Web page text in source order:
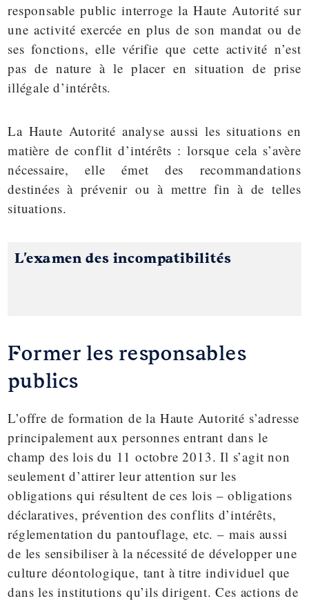
responsable public interroge la Haute Autorité sur
une activité exercée en plus de son mandat ou de
ses fonctions, elle vérifie que cette activité n’est
pas de nature à le placer en situation de prise
illégale d’intérêts.
La Haute Autorité analyse aussi les situations en
matière de conflit d’intérêts : lorsque cela s’avère
nécessaire, elle émet des recommandations
destinées à prévenir ou à mettre fin à de telles
situations.
L'examen des incompatibilités
Former les responsables
publics
L’offre de formation de la Haute Autorité s’adresse
principalement aux personnes entrant dans le
champ des lois du 11 octobre 2013. Il s’agit non
seulement d’attirer leur attention sur les
obligations qui résultent de ces lois – obligations
déclaratives, prévention des conflits d’intérêts,
réglementation du pantouflage, etc. – mais aussi
de les sensibiliser à la nécessité de développer une
culture déontologique, tant à titre individuel que
dans les institutions qu’ils dirigent. Ces actions de